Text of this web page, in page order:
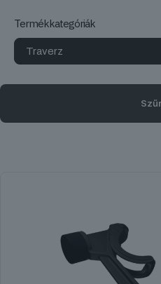
Termékkategóriák